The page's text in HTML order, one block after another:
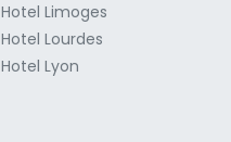
Hotel Limoges
Hotel Lourdes
Hotel Lyon